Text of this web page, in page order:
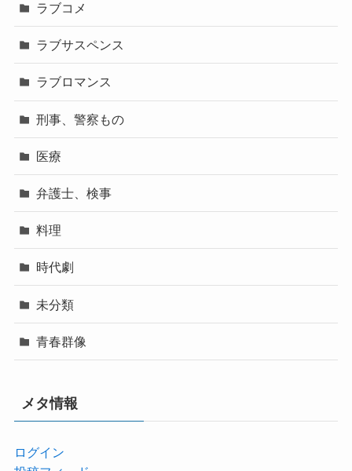
ラブコメ
ラブサスペンス
ラブロマンス
刑事、警察もの
医療
弁護士、検事
料理
時代劇
未分類
青春群像
メタ情報
ログイン